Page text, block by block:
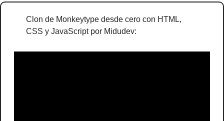
Clon de Monkeytype desde cero con HTML,
CSS y JavaScript por Midudev: